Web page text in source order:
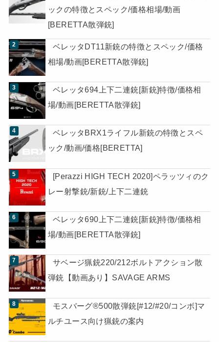
ックの特徴とスペック/価格相場/動画
[BERETTA散弾銃]
ベレッタDT11新銃の特徴とスペック/価格
相場/動画[BERETTA散弾銃]
ベレッタ694上下二連銃[新銃]特徴/価格相
場/動画[BERETTA散弾銃]
ベレッタBRX1ライフル新銃の特徴とスペ
ック/動画/価格[BERETTA]
[Perazzi HIGH TECH 2020]ペラッツィのク
レー射撃銃/新銃/上下二連銃
ベレッタ690上下二連銃[新銃]特徴/価格相
場/動画[BERETTA散弾銃]
サベージ猟銃220/212ボルトアクション散
弾銃【動画あり】SAVAGE ARMS
モスバーグ®500散弾銃[#12/#20/コンボ]マ
ルチユース向け猟銃の案内